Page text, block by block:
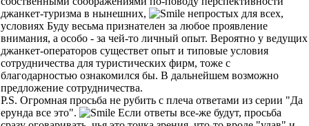
джанкет-туризма в нынешних,
непростых для всех,
условиях Буду весьма признателен за любое проявление
внимания, а особо - за чей-то личный опыт. Вероятно у ведущих
джанкет-операторов существет опыт и типовые условия
сотрудничества для туристических фирм, тоже с
благодарностью ознакомился бы. В дальнейшем возможно
предложение сотрудничества.
P.S. Огромная просьба не рубить с плеча ответами из серии "Да
ерунда все это".
Если ответы все-же будут, просьба